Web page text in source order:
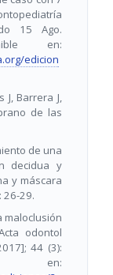
15 Ago.
en:
edicion
J, Barrera J,
de las
de una
decidua y
y máscara
26-29.
maloclusión
odontol
44 (3):
en: